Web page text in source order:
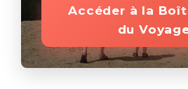
Accéder à la
du